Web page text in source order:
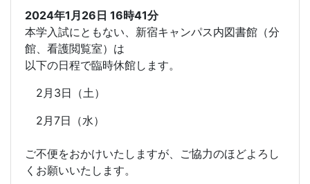
2024年1月26日 16時41分
本学入試にともない、新宿キャンパス内図書館（分
館、看護閲覧室）は
以下の日程で臨時休館します。
2月3日（土）
2月7日（水）
ご不便をおかけいたしますが、ご協力のほどよろし
くお願いいたします。